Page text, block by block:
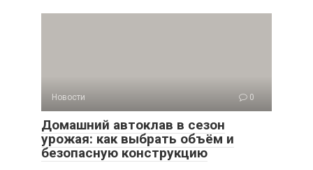
Новости 0
Домашний автоклав в сезон
урожая: как выбрать объём и
безопасную конструкцию